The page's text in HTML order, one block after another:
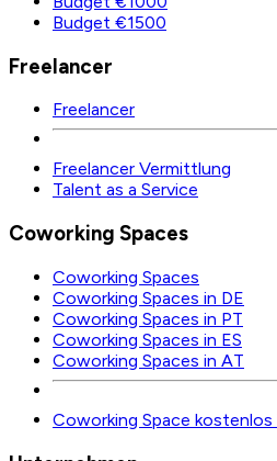
Budget €1500
Freelancer
Freelancer
Freelancer Vermittlung
Talent as a Service
Coworking Spaces
Coworking Spaces
Coworking Spaces in DE
Coworking Spaces in PT
Coworking Spaces in ES
Coworking Spaces in AT
Coworking Space kostenlos